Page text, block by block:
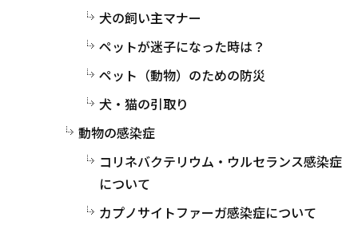
犬の飼い主マナー
ペットが迷子になった時は？
ペット（動物）のための防災
犬・猫の引取り
動物の感染症
コリネバクテリウム・ウルセランス感染症
について
カプノサイトファーガ感染症について